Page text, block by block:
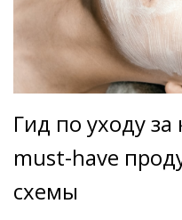
Гид по уходу
must-have
схемы